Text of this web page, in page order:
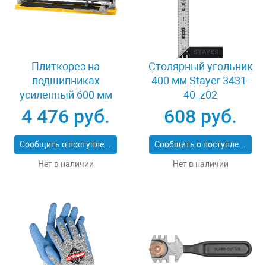
Плиткорез на
подшипниках
усиленный 600 мм
Stayer PROFI 3318-60
4 476 руб.
Сообщить о поступлении
Нет в наличии
Столярный угольник
400 мм Stayer 3431-
40_z02
608 руб.
Сообщить о поступлении
Нет в наличии